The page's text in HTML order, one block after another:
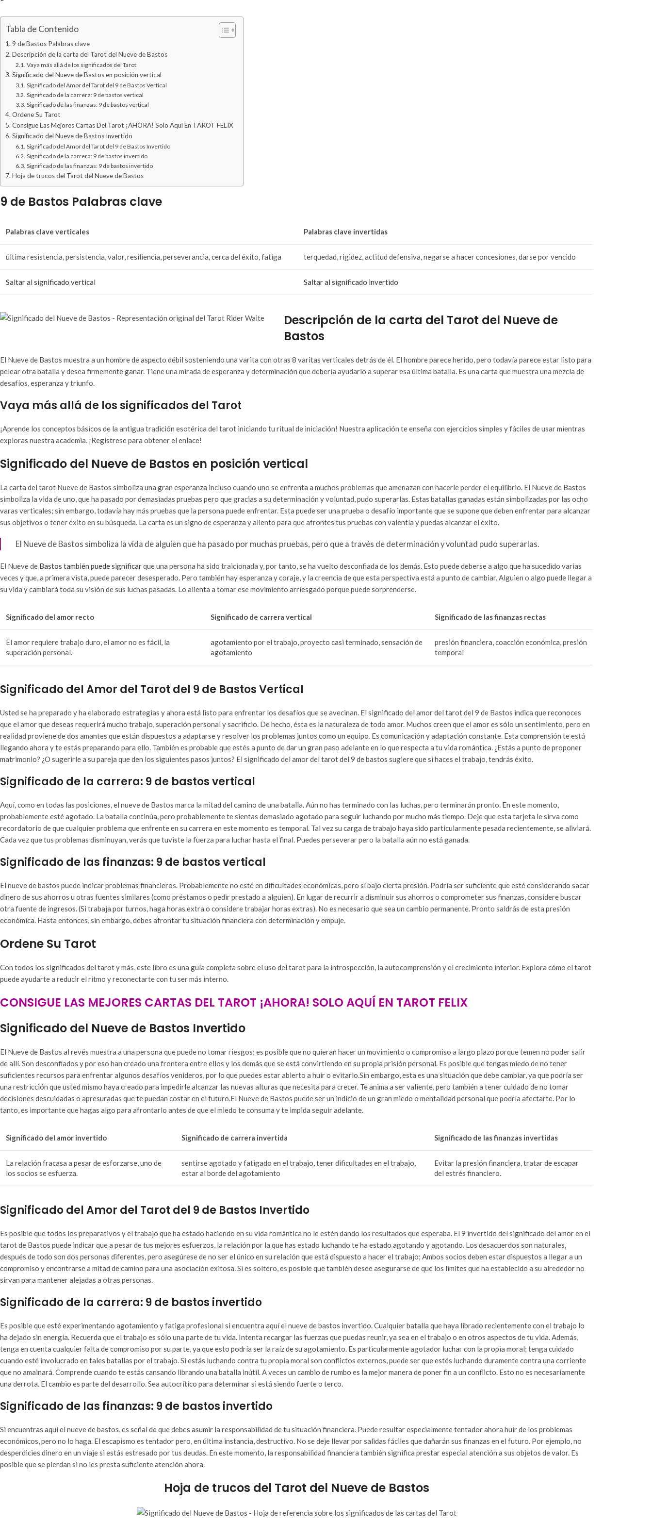
Tabla de Contenido
9 de Bastos Palabras clave
Descripción de la carta del Tarot del Nueve de Bastos
Vaya más allá de los significados del Tarot
Significado del Nueve de Bastos en posición vertical
Significado del Amor del Tarot del 9 de Bastos Vertical
Significado de la carrera: 9 de bastos vertical
Significado de las finanzas: 9 de bastos vertical
Ordene Su Tarot
Consigue Las Mejores Cartas Del Tarot ¡AHORA! Solo Aquí En TAROT FELIX
Significado del Nueve de Bastos Invertido
Significado del Amor del Tarot del 9 de Bastos Invertido
Significado de la carrera: 9 de bastos invertido
Significado de las finanzas: 9 de bastos invertido
Hoja de trucos del Tarot del Nueve de Bastos
9 de Bastos Palabras clave
Palabras clave verticales Palabras clave invertidas
última resistencia, persistencia, valor, resiliencia, perseverancia, cerca del éxito, fatiga terquedad, rigidez, actitud defensiva, negarse a hacer concesiones, darse por vencido
Saltar al significado vertical Saltar al significado invertido
Descripción de la carta del Tarot del Nueve de
Bastos
El Nueve de Bastos muestra a un hombre de aspecto débil sosteniendo una varita con otras 8 varitas verticales detrás de él. El hombre parece herido, pero todavía parece estar listo para
pelear otra batalla y desea firmemente ganar. Tiene una mirada de esperanza y determinación que debería ayudarlo a superar esa última batalla. Es una carta que muestra una mezcla de
desafíos, esperanza y triunfo.
Vaya más allá de los significados del Tarot
¡Aprende los conceptos básicos de la antigua tradición esotérica del tarot iniciando tu ritual de iniciación! Nuestra aplicación te enseña con ejercicios simples y fáciles de usar mientras
exploras nuestra academia. ¡Regístrese para obtener el enlace!
Significado del Nueve de Bastos en posición vertical
La carta del tarot Nueve de Bastos simboliza una gran esperanza incluso cuando uno se enfrenta a muchos problemas que amenazan con hacerle perder el equilibrio. El Nueve de Bastos
simboliza la vida de uno, que ha pasado por demasiadas pruebas pero que gracias a su determinación y voluntad, pudo superarlas. Estas batallas ganadas están simbolizadas por las ocho
varas verticales; sin embargo, todavía hay más pruebas que la persona puede enfrentar. Esta puede ser una prueba o desafío importante que se supone que deben enfrentar para alcanzar
sus objetivos o tener éxito en su búsqueda. La carta es un signo de esperanza y aliento para que afrontes tus pruebas con valentía y puedas alcanzar el éxito.
El Nueve de Bastos simboliza la vida de alguien que ha pasado por muchas pruebas, pero que a través de determinación y voluntad pudo superarlas.
El Nueve de Bastos también puede significarque una persona ha sido traicionada y, por tanto, se ha vuelto desconfiada de los demás. Esto puede deberse a algo que ha sucedido varias
veces y que, a primera vista, puede parecer desesperado. Pero también hay esperanza y coraje, y la creencia de que esta perspectiva está a punto de cambiar. Alguien o algo puede llegar a
su vida y cambiará toda su visión de sus luchas pasadas. Lo alienta a tomar ese movimiento arriesgado porque puede sorprenderse.
Significado del amor recto Significado de carrera vertical Significado de las finanzas rectas
El amor requiere trabajo duro, el amor no es fácil, la
superación personal.
agotamiento por el trabajo, proyecto casi terminado, sensación de
agotamiento
presión financiera, coacción económica, presión
temporal
Significado del Amor del Tarot del 9 de Bastos Vertical
Usted se ha preparado y ha elaborado estrategias y ahora está listo para enfrentar los desafíos que se avecinan. El significado del amor del tarot del 9 de Bastos indica que reconoces
que el amor que deseas requerirá mucho trabajo, superación personal y sacrificio. De hecho, ésta es la naturaleza de todo amor. Muchos creen que el amor es sólo un sentimiento, pero en
realidad proviene de dos amantes que están dispuestos a adaptarse y resolver los problemas juntos como un equipo. Es comunicación y adaptación constante. Esta comprensión te está
llegando ahora y te estás preparando para ello. También es probable que estés a punto de dar un gran paso adelante en lo que respecta a tu vida romántica. ¿Estás a punto de proponer
matrimonio? ¿O sugerirle a su pareja que den los siguientes pasos juntos? El significado del amor del tarot del 9 de bastos sugiere que si haces el trabajo, tendrás éxito.
Significado de la carrera: 9 de bastos vertical
Aquí, como en todas las posiciones, el nueve de Bastos marca la mitad del camino de una batalla. Aún no has terminado con las luchas, pero terminarán pronto. En este momento,
probablemente esté agotado. La batalla continúa, pero probablemente te sientas demasiado agotado para seguir luchando por mucho más tiempo. Deje que esta tarjeta le sirva como
recordatorio de que cualquier problema que enfrente en su carrera en este momento es temporal. Tal vez su carga de trabajo haya sido particularmente pesada recientemente, se aliviará.
Cada vez que tus problemas disminuyan, verás que tuviste la fuerza para luchar hasta el final. Puedes perseverar pero la batalla aún no está ganada.
Significado de las finanzas: 9 de bastos vertical
El nueve de bastos puede indicar problemas financieros. Probablemente no esté en dificultades económicas, pero sí bajo cierta presión. Podría ser suficiente que esté considerando sacar
dinero de sus ahorros u otras fuentes similares (como préstamos o pedir prestado a alguien). En lugar de recurrir a disminuir sus ahorros o comprometer sus finanzas, considere buscar
otra fuente de ingresos. (Si trabaja por turnos, haga horas extra o considere trabajar horas extras). No es necesario que sea un cambio permanente. Pronto saldrás de esta presión
económica. Hasta entonces, sin embargo, debes afrontar tu situación financiera con determinación y empuje.
Ordene Su Tarot
Con todos los significados del tarot y más, este libro es una guía completa sobre el uso del tarot para la introspección, la autocomprensión y el crecimiento interior. Explora cómo el tarot
puede ayudarte a reducir el ritmo y reconectarte con tu ser más interno.
CONSIGUE LAS MEJORES CARTAS DEL TAROT ¡AHORA! SOLO AQUÍ EN TAROT FELIX
Significado del Nueve de Bastos Invertido
El Nueve de Bastos al revés muestra a una persona que puede no tomar riesgos; es posible que no quieran hacer un movimiento o compromiso a largo plazo porque temen no poder salir
de allí. Son desconfiados y por eso han creado una frontera entre ellos y los demás que se está convirtiendo en su propia prisión personal. Es posible que tengas miedo de no tener
suficientes recursos para enfrentar algunos desafíos venideros, por lo que puedes estar abierto a huir o evitarlo.Sin embargo, esta es una situación que debe cambiar, ya que podría ser
una restricción que usted mismo haya creado para impedirle alcanzar las nuevas alturas que necesita para crecer. Te anima a ser valiente, pero también a tener cuidado de no tomar
decisiones descuidadas o apresuradas que te puedan costar en el futuro.El Nueve de Bastos puede ser un indicio de un gran miedo o mentalidad personal que podría afectarte. Por lo
tanto, es importante que hagas algo para afrontarlo antes de que el miedo te consuma y te impida seguir adelante.
Significado del amor invertido Significado de carrera invertida Significado de las finanzas invertidas
La relación fracasa a pesar de esforzarse, uno de
los socios se esfuerza.
sentirse agotado y fatigado en el trabajo, tener dificultades en el trabajo,
estar al borde del agotamiento
Evitar la presión financiera, tratar de escapar
del estrés financiero.
Significado del Amor del Tarot del 9 de Bastos Invertido
Es posible que todos los preparativos y el trabajo que ha estado haciendo en su vida romántica no le estén dando los resultados que esperaba. El 9 invertido del significado del amor en el
tarot de Bastos puede indicar que a pesar de tus mejores esfuerzos, la relación por la que has estado luchando te ha estado agotando y agotando. Los desacuerdos son naturales,
después de todo son dos personas diferentes, pero asegúrese de no ser el único en su relación que está dispuesto a hacer el trabajo; Ambos socios deben estar dispuestos a llegar a un
compromiso y encontrarse a mitad de camino para una asociación exitosa. Si es soltero, es posible que también desee asegurarse de que los límites que ha establecido a su alrededor no
sirvan para mantener alejadas a otras personas.
Significado de la carrera: 9 de bastos invertido
Es posible que esté experimentando agotamiento y fatiga profesional si encuentra aquí el nueve de bastos invertido. Cualquier batalla que haya librado recientemente con el trabajo lo
ha dejado sin energía. Recuerda que el trabajo es sólo una parte de tu vida. Intenta recargar las fuerzas que puedas reunir, ya sea en el trabajo o en otros aspectos de tu vida. Además,
tenga en cuenta cualquier falta de compromiso por su parte, ya que esto podría ser la raíz de su agotamiento. Es particularmente agotador luchar con la propia moral; tenga cuidado
cuando esté involucrado en tales batallas por el trabajo. Si estás luchando contra tu propia moral son conflictos externos, puede ser que estés luchando duramente contra una corriente
que no amainará. Comprende cuando te estás cansando librando una batalla inútil. A veces un cambio de rumbo es la mejor manera de poner fin a un conflicto. Esto no es necesariamente
una derrota. El cambio es parte del desarrollo. Sea autocrítico para determinar si está siendo fuerte o terco.
Significado de las finanzas: 9 de bastos invertido
Si encuentras aquí el nueve de bastos, es señal de que debes asumir la responsabilidad de tu situación financiera. Puede resultar especialmente tentador ahora huir de los problemas
económicos, pero no lo haga. El escapismo es tentador pero, en última instancia, destructivo. No se deje llevar por salidas fáciles que dañarán sus finanzas en el futuro. Por ejemplo, no
desperdicies dinero en un viaje si estás estresado por tus deudas. En este momento, la responsabilidad financiera también significa prestar especial atención a sus objetos de valor. Es
posible que se pierdan si no les presta suficiente atención ahora.
Hoja de trucos del Tarot del Nueve de Bastos